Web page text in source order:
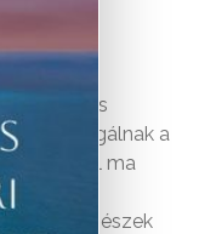
Mexikó és
szolgálnak a
Tikal ma
A régészek